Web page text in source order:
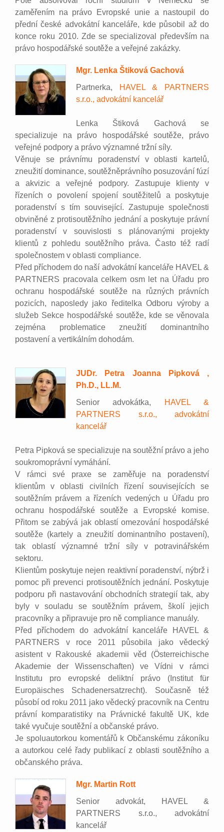
zaměřením na právo Evropské unie a nastoupil do
přední české advokátní kanceláře, kde působil až do
konce roku 2010. Zde se specializoval především na
právo hospodářské soutěže a veřejné zakázky.
Mgr. Lenka Štiková Gachová
Partnerka,
HAVEL & PARTNERS
s.r.o., advokátní kancelář
Lenka Štiková Gachová se
specializuje na právo hospodářské soutěže, právo
veřejné podpory a právo významné tržní síly.
Věnuje se právnímu poradenství v oblasti kartelů,
zneužití dominance, soutěžněprávního posuzování fúzí
a akvizic a veřejné podpory. Zastupuje klienty v
řízeních o povolení spojení soutěžitelů a poskytuje
poradenství s tím související. Zastupuje společnosti
obviněné z protisoutěžního jednání a poskytuje právní
poradenství v souvislosti s plánovanými projekty
klientů z pohledu soutěžního práva. Často též radí
společnostem v oblasti compliance.
Před příchodem do naší advokátní kanceláře HAVEL &
PARTNERS pracovala celkem osm let na Úřadu pro
ochranu hospodářské soutěže na různých právních
pozicích, naposledy jako ředitelka Odboru výroby a
služeb Sekce hospodářské soutěže, kde se věnovala
zejména problematice zneužití dominantního
postavení a vertikálním dohodám.
JUDr. Petra Joanna Pipková ,
Ph.D., LL.M.
Senior advokátka,
HAVEL &
PARTNERS s.r.o., advokátní
kancelář
Petra Pipková se specializuje na soutěžní právo a jeho
soukromoprávní vymáhání.
V rámci své praxe se zaměřuje na poradenství
klientům v oblasti civilních řízení souvisejících se
soutěžním právem a řízeních vedených u Úřadu pro
ochranu hospodářské soutěže a Evropské komise.
Přitom se zabývá jak oblastí omezování hospodářské
soutěže (kartely a zneužití dominantního postavení),
tak oblastí významné tržní síly v potravinářském
sektoru.
Klientům poskytuje nejen reaktivní poradenství, nýbrž i
pomoc při prevenci protisoutěžních jednání. Poskytuje
podporu při nastavování obchodních strategií tak, aby
byly v souladu se soutěžním právem, školí jejich
pracovníky a připravuje pro ně compliance manuály.
Před příchodem do advokátní kanceláře HAVEL &
PARTNERS v roce 2011 působila jako vědecký
asistent v Rakouské akademii věd (Österreichische
Akademie der Wissenschaften) ve Vídni v rámci
Institutu pro evropské deliktní právo (Institut für
Europäisches Schadenersatzrecht). Současně též
působí od roku 2011 jako vědecký pracovník na Centru
právní komparatistiky na Právnické fakultě UK, kde
také vyučuje soutěžní a občanské právo.
Je spoluautorkou komentářů k Občanskému zákoníku
a autorkou celé řady publikací z oblasti soutěžního a
občanského práva.
Mgr. Martin Rott
Senior advokát, HAVEL &
PARTNERS s.r.o., advokátní
kancelář